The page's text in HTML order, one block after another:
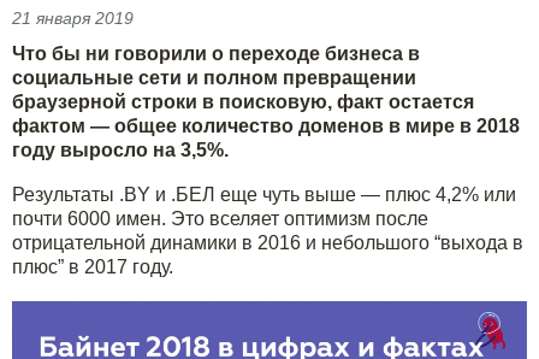
21 января 2019
Что бы ни говорили о переходе бизнеса в
социальные сети и полном превращении
браузерной строки в поисковую, факт остается
фактом — общее количество доменов в мире в 2018
году выросло на 3,5%.
Результаты .BY и .БЕЛ еще чуть выше — плюс 4,2% или
почти 6000 имен. Это вселяет оптимизм после
отрицательной динамики в 2016 и небольшого “выхода в
плюс” в 2017 году.